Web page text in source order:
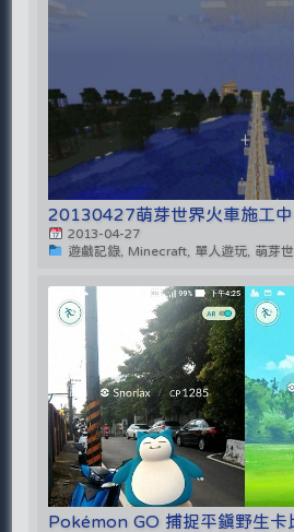
20130427萌芽世界火車施工
2013-04-27
遊戲記錄, Minecraft, 單人遊玩, 萌芽
Pokémon GO 捕捉平鎮野生卡